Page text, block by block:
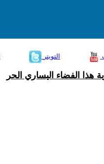
التويتر
هذا الفضاء اليساري الحر